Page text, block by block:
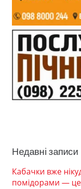
Недавні записи
Кабачки вже
помідорами — це